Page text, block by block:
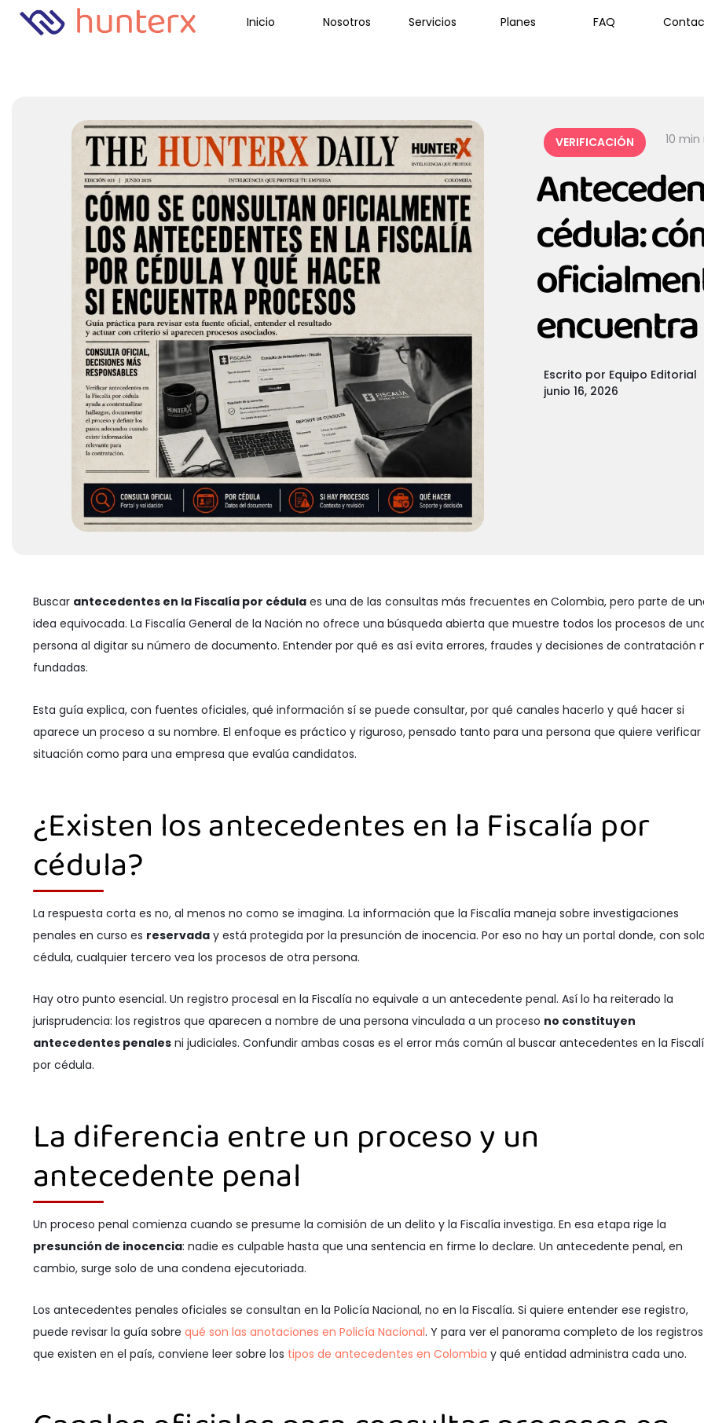
Inicio Nosotros Servicios Planes FAQ
VERIFICACIÓN 10 min
cédula:
Escrito por Equipo Editorial
junio 16, 2026
Buscar antecedentes en la Fiscalía por cédula es una de las consultas más frecuentes en Colombia, pero parte de
idea equivocada. La Fiscalía General de la Nación no ofrece una búsqueda abierta que muestre todos los procesos de
persona al digitar su número de documento. Entender por qué es así evita errores, fraudes y decisiones de contratación
fundadas.
Esta guía explica, con fuentes oficiales, qué información sí se puede consultar, por qué canales hacerlo y qué hacer si
aparece un proceso a su nombre. El enfoque es práctico y riguroso, pensado tanto para una persona que quiere verificar
situación como para una empresa que evalúa candidatos.
¿Existen los antecedentes en la Fiscalía por
cédula?
La respuesta corta es no, al menos no como se imagina. La información que la Fiscalía maneja sobre investigaciones
penales en curso es reservada y está protegida por la presunción de inocencia. Por eso no hay un portal donde, con
cédula, cualquier tercero vea los procesos de otra persona.
Hay otro punto esencial. Un registro procesal en la Fiscalía no equivale a un antecedente penal. Así lo ha reiterado la
jurisprudencia: los registros que aparecen a nombre de una persona vinculada a un proceso no constituyen
antecedentes penales ni judiciales. Confundir ambas cosas es el error más común al buscar antecedentes en la
por cédula.
La diferencia entre un proceso y un
antecedente penal
Un proceso penal comienza cuando se presume la comisión de un delito y la Fiscalía investiga. En esa etapa rige la
presunción de inocencia: nadie es culpable hasta que una sentencia en firme lo declare. Un antecedente penal, en
cambio, surge solo de una condena ejecutoriada.
Los antecedentes penales oficiales se consultan en la Policía Nacional, no en la Fiscalía. Si quiere entender ese registro,
puede revisar la guía sobre qué son las anotaciones en Policía Nacional. Y para ver el panorama completo de los registros
que existen en el país, conviene leer sobre los tipos de antecedentes en Colombia y qué entidad administra cada uno.